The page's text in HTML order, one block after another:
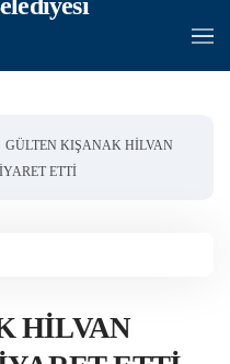
GÜLTEN KIŞANAK HILVAN
ETTI
HILVAN